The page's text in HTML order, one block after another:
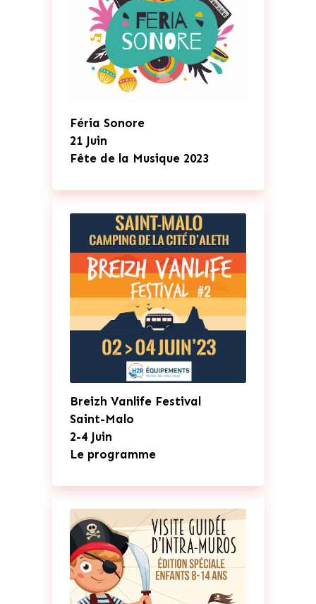
Féria Sonore
21 Juin
Fête de la Musique 2023
Breizh Vanlife Festival
Saint-Malo
2-4 Juin
Le programme